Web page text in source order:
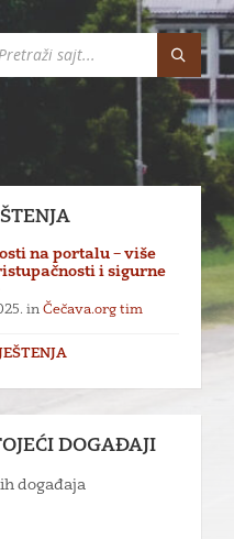
na portalu – više
i sigurne
inČečava.org tim
DOGAĐAJI
događaja